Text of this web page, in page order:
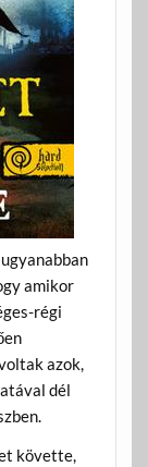
amikor
régi
azok,
dél
követte,